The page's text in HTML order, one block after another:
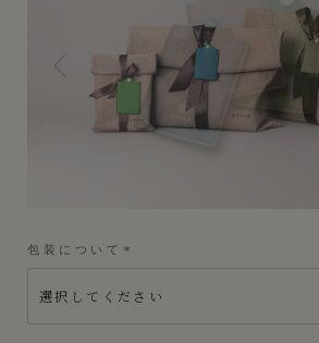
包装について
(
須